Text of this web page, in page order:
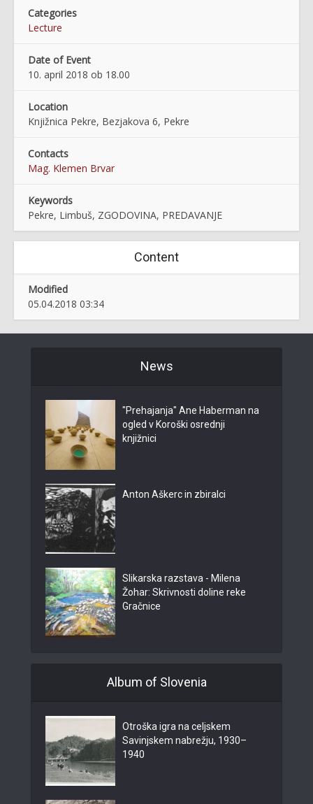
Categories
Lecture
Date of Event
10. april 2018 ob 18.00
Location
Knjižnica Pekre, Bezjakova 6, Pekre
Contacts
Mag. Klemen Brvar
Keywords
Pekre, Limbuš, ZGODOVINA, PREDAVANJE
Content
Modified
05.04.2018 03:34
News
"Prehajanja" Ane Haberman na
ogled v Koroški osrednji
knjižnici
Anton Aškerc in zbiralci
Slikarska razstava - Milena
Žohar: Skrivnosti doline reke
Gračnice
Album of Slovenia
Otroška igra na celjskem
Savinjskem nabrežju, 1930–
1940